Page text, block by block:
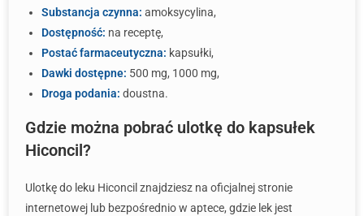
Substancja czynna: amoksycylina,
Dostępność: na receptę,
Postać farmaceutyczna: kapsułki,
Dawki dostępne: 500 mg, 1000 mg,
Droga podania: doustna.
Gdzie można pobrać ulotkę do kapsułek
Hiconcil?
Ulotkę do leku Hiconcil znajdziesz na oficjalnej stronie
internetowej lub bezpośrednio w aptece, gdzie lek jest